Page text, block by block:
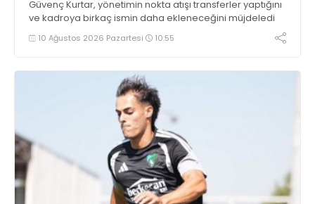
Güvenç Kurtar, yönetimin nokta atışı transferler yaptığını
ve kadroya birkaç ismin daha ekleneceğini müjdeledi
10 Ağustos 2026 Pazartesi 10:55